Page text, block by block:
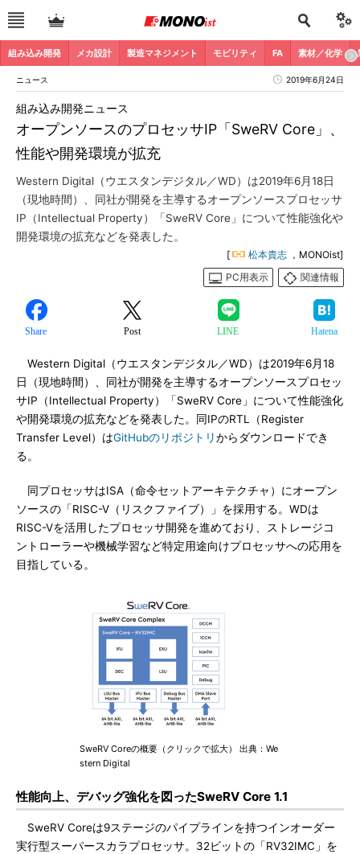
組み込み開発 メカ設計 製造マネジメント モビリティ FA 素材／化学
ニュース 2019年6月24日
オープンソースのプロセッサIP「SweRV Core」、
性能や開発環境が拡充
組み込み開発ニュース
Western Digital（ウエスタンデジタル／WD）は2019年6月18日
（現地時間）、同社が開発を主導するオープンソースプロセッサ
IP（Intellectual Property）「SweRV Core」について性能強化や
開発環境の拡充などを発表した。
[ 松本貴志 ，MONOist]
PC用表示
関連情報
Share Post LINE Hatena
Western Digital（ウエスタンデジタル／WD）は2019年6月18
日（現地時間）、同社が開発を主導するオープンソースプロセッ
サIP（Intellectual Property）「SweRV Core」について性能強化
や開発環境の拡充などを発表した。同IPのRTL（Register
Transfer Level）はGitHubのリポジトリからダウンロードでき
る。
同プロセッサはISA（命令セットアーキテクチャ）にオープン
ソースの「RISC-V（リスクファイブ）」を採用する。WDは
RISC-Vを活用したプロセッサ開発を進めており、ストレージコ
ントローラーや機械学習など特定用途向けプロセッサへの応用を
目指している。
SweRV Coreの概要（クリックで拡大） 出典：We
stern Digital
性能向上、デバッグ強化を図ったSweRV Core 1.1
SweRV Coreは9ステージのパイプラインを持つインオーダー
実行型スーパースカラプロセッサ。32ビットの「RV32IMC」を